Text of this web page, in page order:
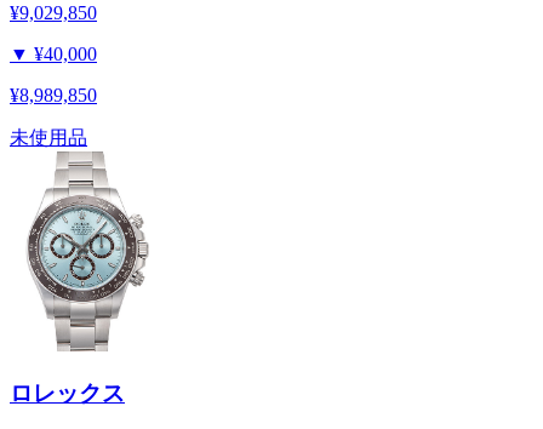
¥9,029,850
▼ ¥40,000
¥8,989,850
未使用品
ロレックス